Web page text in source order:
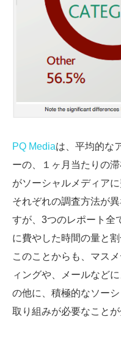
PQ Mediaは、平均的な
ーの、１ヶ月当たりの
がソーシャルメディア
それぞれの調査方法が
すが、3つのレポート全
に費やした時間の量と
このことからも、マス
ィングや、メールなど
の他に、積極的なソー
取り組みが必要なことが